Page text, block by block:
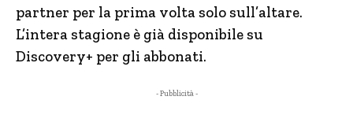
partner per la prima volta solo sull’altare.
L’intera stagione è già disponibile su
Discovery+ per gli abbonati.
- Pubblicità -